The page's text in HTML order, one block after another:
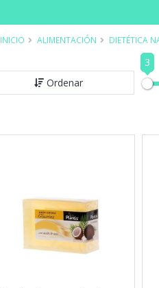
INICIO ALIMENTACIÓN DIETÉTICA
Ordenar
3